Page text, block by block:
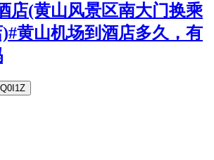
店(黄山风景区南大门换乘
黄山机场到酒店多久，有